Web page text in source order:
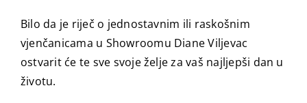
Bilo da je riječ o jednostavnim ili raskošnim
vjenčanicama u Showroomu Diane Viljevac
ostvarit će te sve svoje želje za vaš najljepši dan u
životu.